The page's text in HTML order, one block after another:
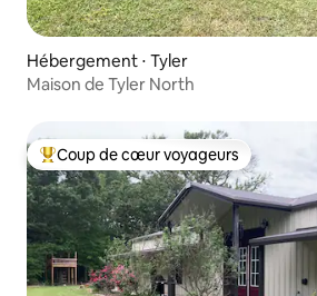
Hébergement ⋅ Tyler
Maison de Tyler North
Coups de cœur voyageurs les plus
Coup de cœur voyageurs